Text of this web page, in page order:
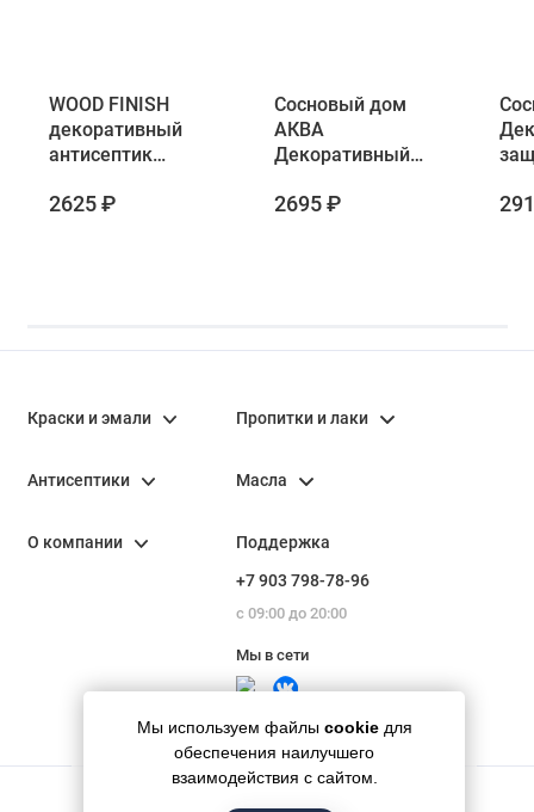
WOOD FINISH
декоративный
антисептик
2625 ₽
Сосновый дом
АКВА
Декоративный
антисептик
2695 ₽
Мы используем файлы cookie для
обеспечения наилучшего
взаимодействия с сайтом.
Краски и эмали Пропитки и лаки
Антисептики Масла
О компании
Поддержка
+7 903 798-78-96
с 09:00 до 20:00
Мы в сети